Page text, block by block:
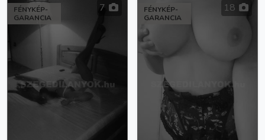
FÉNYKÉP-
GARANCIA
7
FÉNYKÉP-
GARANCIA
18